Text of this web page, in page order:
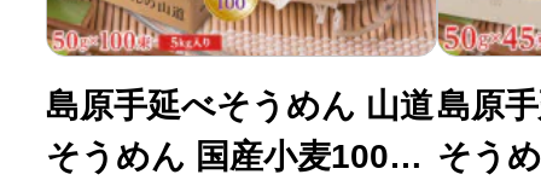
よくあるご質問
問い合わせ
島原手延べそうめん 山道
そうめん 国産小麦100
島原
そう